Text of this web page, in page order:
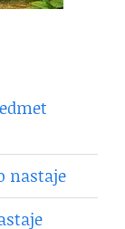
nastaje